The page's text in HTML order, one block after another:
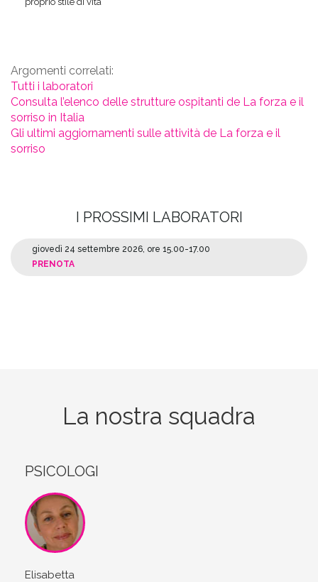
Argomenti correlati:
Tutti i laboratori
Consulta l’elenco delle strutture ospitanti de La forza e il
sorriso in Italia
Gli ultimi aggiornamenti sulle attività de La forza e il
sorriso
I PROSSIMI LABORATORI
giovedì 24 settembre 2026, ore 15.00-17.00
PRENOTA
La nostra squadra
PSICOLOGI
Elisabetta